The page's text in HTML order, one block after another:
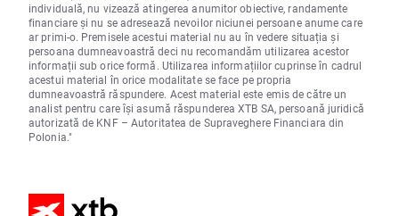
individuală, nu vizează atingerea anumitor obiective, randamente
financiare și nu se adresează nevoilor niciunei persoane anume care
ar primi-o. Premisele acestui material nu au în vedere situația și
persoana dumneavoastră deci nu recomandăm utilizarea acestor
informații sub orice formă. Utilizarea informațiilor cuprinse în cadrul
acestui material în orice modalitate se face pe propria
dumneavoastră răspundere. Acest material este emis de către un
analist pentru care își asumă răspunderea XTB SA, persoană juridică
autorizată de KNF – Autoritatea de Supraveghere Financiara din
Polonia."